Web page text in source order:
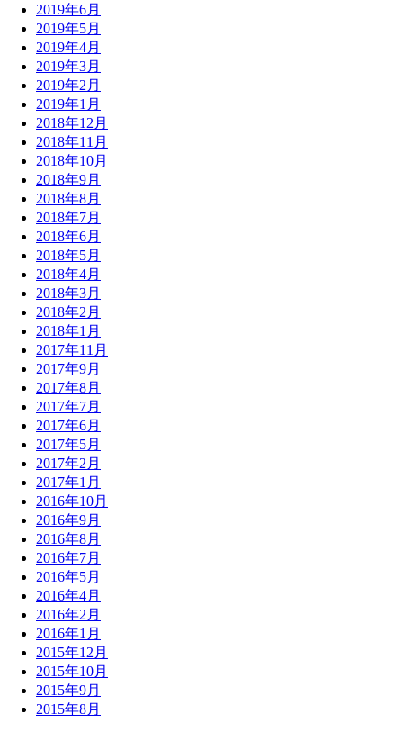
2019年6月
2019年5月
2019年4月
2019年3月
2019年2月
2019年1月
2018年12月
2018年11月
2018年10月
2018年9月
2018年8月
2018年7月
2018年6月
2018年5月
2018年4月
2018年3月
2018年2月
2018年1月
2017年11月
2017年9月
2017年8月
2017年7月
2017年6月
2017年5月
2017年2月
2017年1月
2016年10月
2016年9月
2016年8月
2016年7月
2016年5月
2016年4月
2016年2月
2016年1月
2015年12月
2015年10月
2015年9月
2015年8月